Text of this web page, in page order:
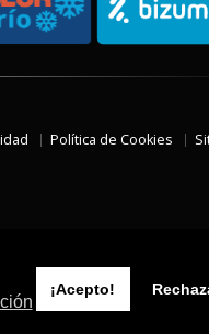
¡Acepto!
Política de Cookies